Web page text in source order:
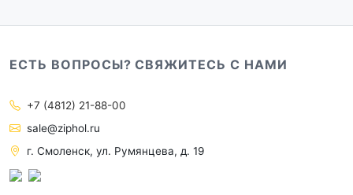
ЕСТЬ ВОПРОСЫ? СВЯЖИТЕСЬ С НАМИ
+7 (4812) 21-88-00
sale@ziphol.ru
г. Смоленск, ул. Румянцева, д. 19